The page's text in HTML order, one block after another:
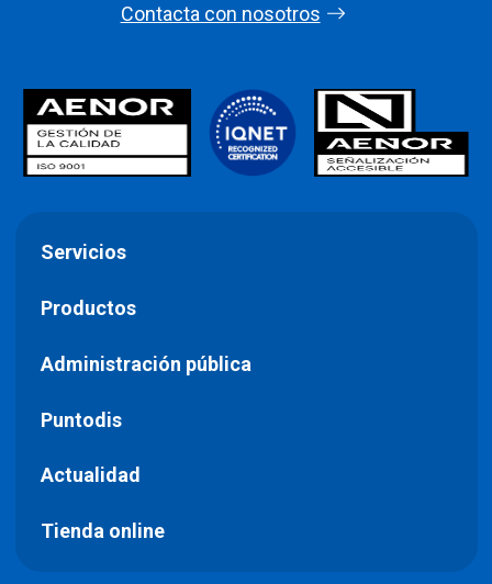
Contacta con nosotros
Servicios
Productos
Administración pública
Puntodis
Actualidad
Tienda online